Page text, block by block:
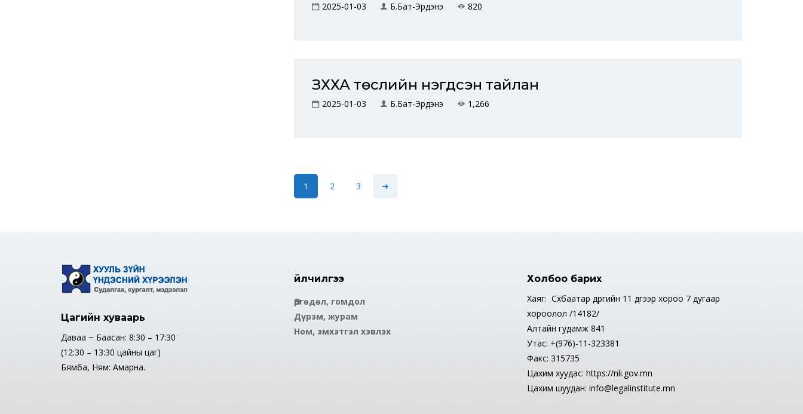
2025-01-03 Б.Бат-Эрдэнэ 820
ЗХХА төслийн нэгдсэн тайлан
2025-01-03 Б.Бат-Эрдэнэ 1,266
1 2 3
Цагийн хуваарь
Даваа ~ Баасан: 8:30 – 17:30
(12:30 – 13:30 цайны цаг)
Бямба, Ням: Амарна.
Үйлчилгээ
Өргөдөл, гомдол
Дүрэм, журам
Ном, эмхэтгэл хэвлэх
Холбоо барих
Хаяг: Сүхбаатар дүүргийн 11 дүгээр хороо 7 дугаар
хороолол /14182/
Алтайн гудамж 841
Утас: +(976)-11-323381
Факс: 315735
Цахим хуудас: https://nli.gov.mn
Цахим шуудан: info@legalinstitute.mn